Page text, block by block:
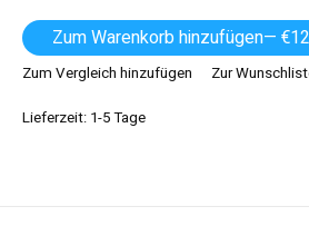
Zum Warenkorb hinzufügen
—
Zum Vergleich hinzufügen
Zur
Lieferzeit: 1-5 Tage